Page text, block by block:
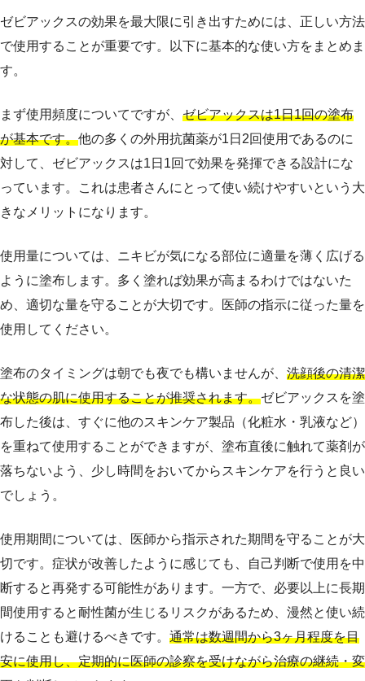
ゼビアックスの効果を最大限に引き出すためには、正しい方法
で使用することが重要です。以下に基本的な使い方をまとめま
す。
まず使用頻度についてですが、 ゼビアックスは1日1回の塗布
が基本です。他の多くの外用抗菌薬が1日2回使用であるのに
対して、ゼビアックスは1日1回で効果を発揮できる設計にな
っています。これは患者さんにとって使い続けやすいという大
きなメリットになります。
使用量については、ニキビが気になる部位に適量を薄く広げる
ように塗布します。多く塗れば効果が高まるわけではないた
め、適切な量を守ることが大切です。医師の指示に従った量を
使用してください。
塗布のタイミングは朝でも夜でも構いませんが、 洗顔後の清潔
な状態の肌に使用することが推奨されます。ゼビアックスを塗
布した後は、すぐに他のスキンケア製品（化粧水・乳液など）
を重ねて使用することができますが、塗布直後に触れて薬剤が
落ちないよう、少し時間をおいてからスキンケアを行うと良い
でしょう。
使用期間については、医師から指示された期間を守ることが大
切です。症状が改善したように感じても、自己判断で使用を中
断すると再発する可能性があります。一方で、必要以上に長期
間使用すると耐性菌が生じるリスクがあるため、漫然と使い続
けることも避けるべきです。 通常は数週間から3ヶ月程度を目
安に使用し、定期的に医師の診察を受けながら治療の継続・変